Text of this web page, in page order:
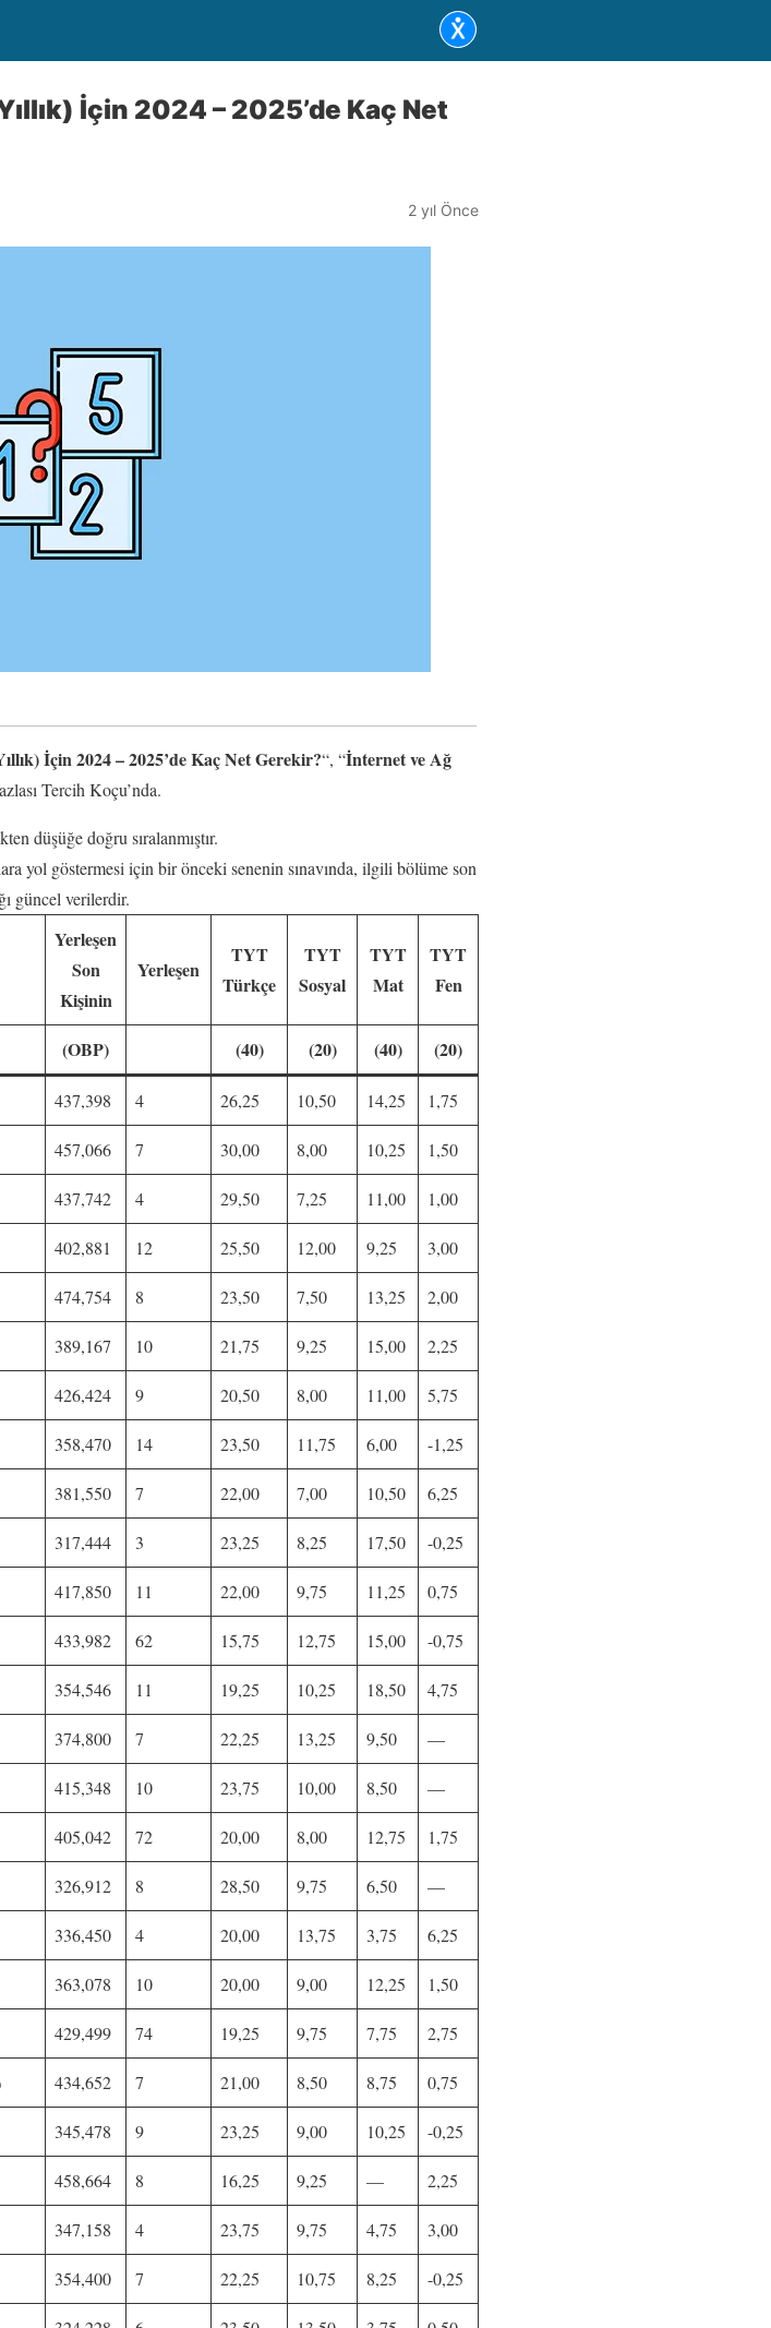
İçin 2024 – 2025’de Kaç Net
2 yıl Önce
İçin 2024 – 2025’de Kaç Net Gerekir?“, “İnternet ve Ağ
Tercih Koçu’nda.
düşüğe doğru sıralanmıştır.
yol göstermesi için bir önceki senenin sınavında, ilgili bölüme son
güncel verilerdir.
Yerleşen
Son
Kişinin
Yerleşen
TYT
Türkçe
TYT
Sosyal
TYT
Mat
TYT
Fen
(OBP) (40) (20) (40) (20)
437,398 4 26,25 10,50 14,25 1,75
457,066 7 30,00 8,00 10,25 1,50
437,742 4 29,50 7,25 11,00 1,00
402,881 12 25,50 12,00 9,25 3,00
474,754 8 23,50 7,50 13,25 2,00
389,167 10 21,75 9,25 15,00 2,25
426,424 9 20,50 8,00 11,00 5,75
358,470 14 23,50 11,75 6,00 -1,25
381,550 7 22,00 7,00 10,50 6,25
317,444 3 23,25 8,25 17,50 -0,25
417,850 11 22,00 9,75 11,25 0,75
433,982 62 15,75 12,75 15,00 -0,75
354,546 11 19,25 10,25 18,50 4,75
374,800 7 22,25 13,25 9,50 —
415,348 10 23,75 10,00 8,50 —
405,042 72 20,00 8,00 12,75 1,75
326,912 8 28,50 9,75 6,50 —
336,450 4 20,00 13,75 3,75 6,25
363,078 10 20,00 9,00 12,25 1,50
429,499 74 19,25 9,75 7,75 2,75
434,652 7 21,00 8,50 8,75 0,75
345,478 9 23,25 9,00 10,25 -0,25
458,664 8 16,25 9,25 — 2,25
347,158 4 23,75 9,75 4,75 3,00
354,400 7 22,25 10,75 8,25 -0,25